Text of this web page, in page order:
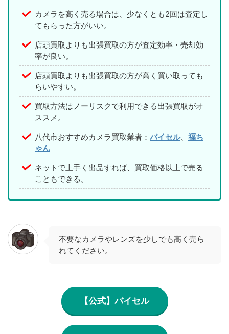
カメラを高く売る場合は、少なくとも2回は査定し
てもらった方がいい。
店頭買取よりも出張買取の方が査定効率・売却効
率が良い。
店頭買取よりも出張買取の方が高く買い取っても
らいやすい。
買取方法はノーリスクで利用できる出張買取がオ
ススメ。
八代市おすすめカメラ買取業者： バイセル、 福ち
ゃん
ネットで上手く出品すれば、買取価格以上で売る
こともできる。
不要なカメラやレンズを少しでも高く売ら
れてください。
【公式】バイセル